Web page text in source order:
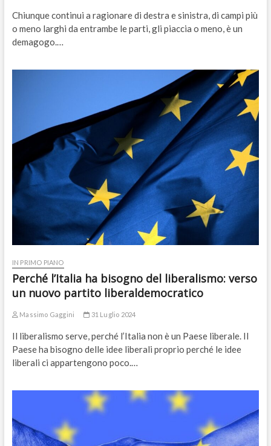
Chiunque continui a ragionare di destra e sinistra, di campi più
o meno larghi da entrambe le parti, gli piaccia o meno, è un
demagogo.…
IN PRIMO PIANO
Perché l’Italia ha bisogno del liberalismo: verso
un nuovo partito liberaldemocratico
Massimo Gaggini 31 Luglio 2024
Il liberalismo serve, perché l’Italia non è un Paese liberale. Il
Paese ha bisogno delle idee liberali proprio perché le idee
liberali ci appartengono poco.…